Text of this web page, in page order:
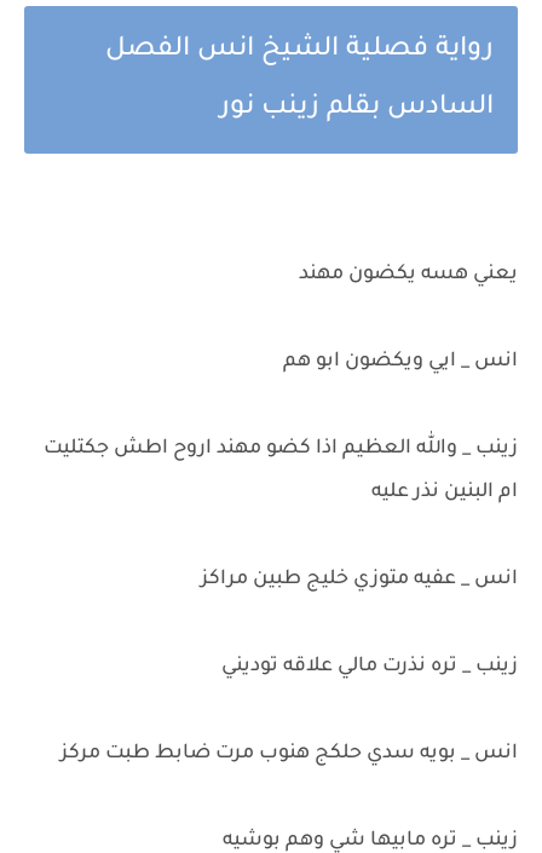
رواية فصلية الشيخ انس الفصل
السادس بقلم زينب نور
يعني هسه يكضون مهند
انس _ ايي ويكضون ابو هم
زينب _ والله العظيم اذا كضو مهند اروح اطش جكتليت
ام البنين نذر عليه
انس _ عفيه متوزي خليج طبين مراكز
زينب _ تره نذرت مالي علاقه توديني
انس _ بويه سدي حلكج هنوب مرت ضابط طبت مركز
زينب _ تره مابيها شي وهم بوشيه